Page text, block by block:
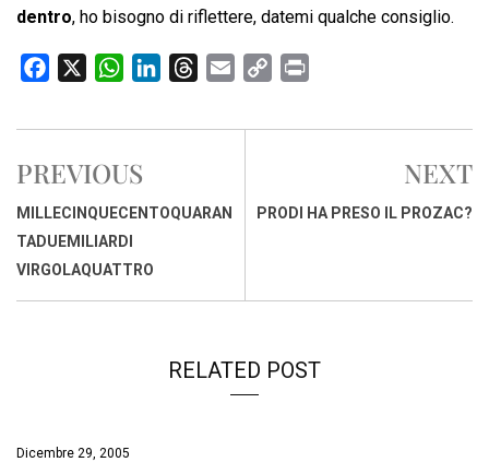
dentro, ho bisogno di riflettere, datemi qualche consiglio.
c
b
o
o
k
W
a
s
A
p
p
n
d
r
d
a
p
i
i
PREVIOUS
MILLECINQUECENTOQUARAN
TADUEMILIARDI
VIRGOLAQUATTRO
NEXT
PRODI HA PRESO IL PROZAC?
RELATED POST
Dicembre 29, 2005